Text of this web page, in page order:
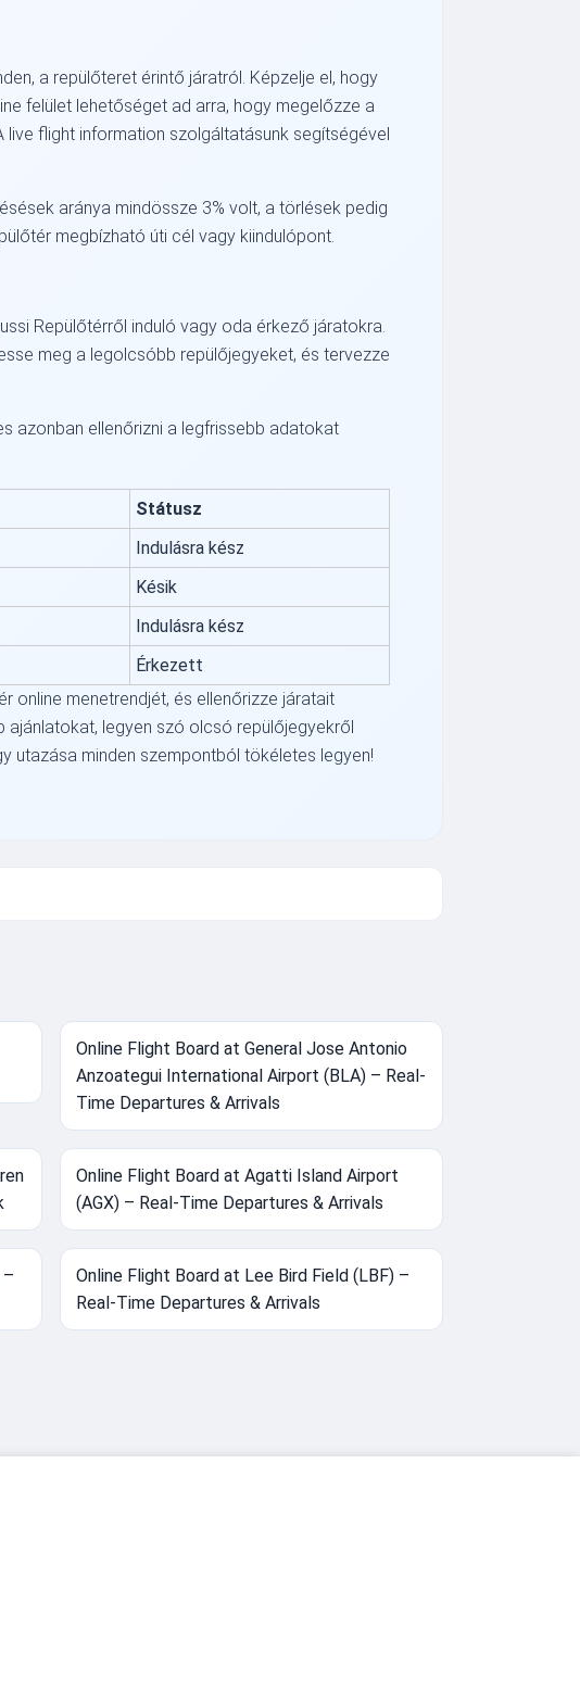
a repülőteret érintő járatról. Képzelje el, hogy
felület lehetőséget ad arra, hogy megelőzze a
flight information szolgáltatásunk segítségével
aránya mindössze 3% volt, a törlések pedig
megbízható úti cél vagy kiindulópont.
Repülőtérről induló vagy oda érkező járatokra.
meg a legolcsóbb repülőjegyeket, és tervezze
azonban ellenőrizni a legfrissebb adatokat
Státusz
Indulásra kész
Késik
Indulásra kész
Érkezett
online menetrendjét, és ellenőrizze járatait
legyen szó olcsó repülőjegyekről
utazása minden szempontból tökéletes legyen!
Online Flight Board at General Jose Antonio
Anzoategui International Airport (BLA) – Real-
Time Departures & Arrivals
Online Flight Board at Agatti Island Airport
(AGX) – Real-Time Departures & Arrivals
–
Online Flight Board at Lee Bird Field (LBF) –
Real-Time Departures & Arrivals